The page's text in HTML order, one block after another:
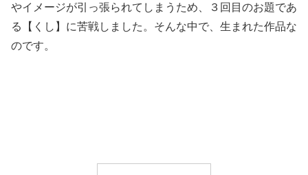
やイメージが引っ張られてしまうため、３回目のお題であ
る【くし】に苦戦しました。そんな中で、生まれた作品な
のです。